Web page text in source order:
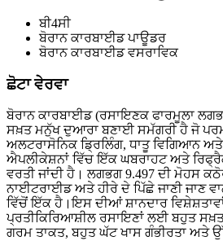
ਬੀ4ਸੀ
ਬੋਰਾਨ ਕਾਰਬਾਈਡ ਪਾਊਡਰ
ਬੋਰਾਨ ਕਾਰਬਾਈਡ ਵਸਰਾਵਿਕ
ਛੋਟਾ ਵੇਰਵਾ
ਬੋਰਾਨ ਕਾਰਬਾਈਡ (ਰਸਾਇਣਕ ਫਾਰਮੂਲਾ
ਸਖ਼ਤ ਮਨੁੱਖ ਦੁਆਰਾ ਬਣਾਈ ਸਮੱਗਰੀ ਹੈ ਜੋ
ਅਲਟਰਾਸੋਨਿਕ ਡ੍ਰਿਲਿੰਗ, ਧਾਤੂ ਵਿਗਿਆਨ
ਐਪਲੀਕੇਸ਼ਨਾਂ ਵਿੱਚ ਇੱਕ ਘਬਰਾਹਟ ਅਤੇ
ਵਰਤੀ ਜਾਂਦੀ ਹੈ। ਲਗਭਗ 9.497 ਦੀ ਮੋਹਸ
ਨਾਈਟਰਾਈਡ ਅਤੇ ਹੀਰੇ ਦੇ ਪਿੱਛੇ ਜਾਣੀ ਜਾਣ
ਵਿੱਚੋਂ ਇੱਕ ਹੈ।ਇਸ ਦੀਆਂ ਸ਼ਾਨਦਾਰ
ਪ੍ਰਤੀਕਿਰਿਆਸ਼ੀਲ ਰਸਾਇਣਾਂ ਲਈ ਬਹੁਤ
ਗਰਮ ਤਾਕਤ, ਬਹੁਤ ਘੱਟ ਖਾਸ ਗੰਭੀਰਤਾ ਅਤੇ